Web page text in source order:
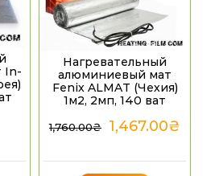
In-
Нагревательный
алюминиевый мат
Fenix ALMAT (Чехия)
1м2, 2мп, 140 ват
1,760.00₴ 1,467.00₴